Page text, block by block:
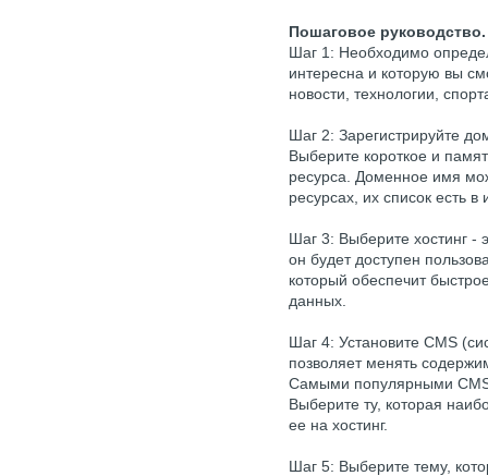
Пошаговое руководство.
Шаг 1: Необходимо
интересна и которую вы
новости, технологии,
Шаг 2: Зарегистрируйте
Выберите короткое и
ресурса. Доменное имя
ресурсах, их список есть в
Шаг 3: Выберите хостинг -
он будет доступен
который обеспечит
данных.
Шаг 4: Установите CMS
позволяет менять
Самыми популярными
Выберите ту, которая
ее на хостинг.
Шаг 5: Выберите тему,